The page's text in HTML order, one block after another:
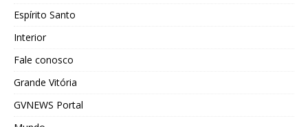
Espírito Santo
Interior
Fale conosco
Grande Vitória
GVNEWS Portal